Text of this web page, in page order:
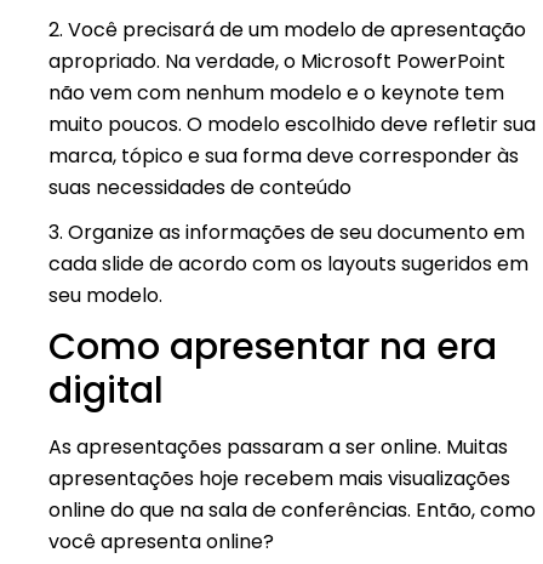
2. Você precisará de um modelo de apresentação
apropriado. Na verdade, o Microsoft PowerPoint
não vem com nenhum modelo e o keynote tem
muito poucos. O modelo escolhido deve refletir sua
marca, tópico e sua forma deve corresponder às
suas necessidades de conteúdo
3. Organize as informações de seu documento em
cada slide de acordo com os layouts sugeridos em
seu modelo.
Como apresentar na era
digital
As apresentações passaram a ser online. Muitas
apresentações hoje recebem mais visualizações
online do que na sala de conferências. Então, como
você apresenta online?